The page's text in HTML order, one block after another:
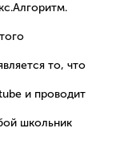
то, что
и проводит
школьник